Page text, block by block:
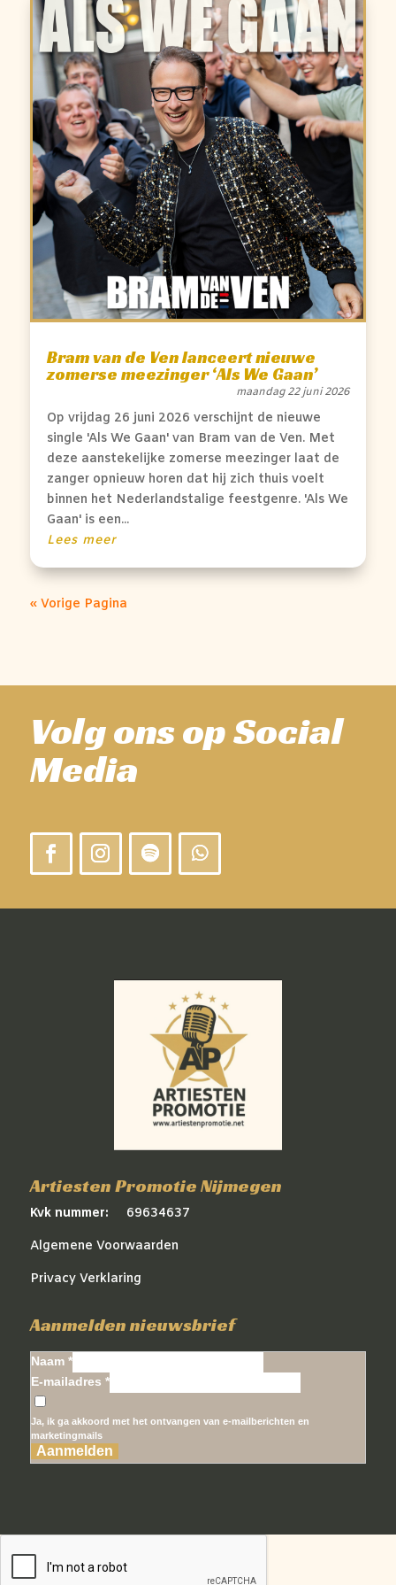
Bram van de Ven lanceert nieuwe
zomerse meezinger ‘Als We Gaan’
maandag 22 juni 2026
Op vrijdag 26 juni 2026 verschijnt de nieuwe
single 'Als We Gaan' van Bram van de Ven. Met
deze aanstekelijke zomerse meezinger laat de
zanger opnieuw horen dat hij zich thuis voelt
binnen het Nederlandstalige feestgenre. 'Als We
Gaan' is een...
Lees meer
« Vorige Pagina
Volg ons op Social
Media
Artiesten Promotie Nijmegen
Kvk nummer: 69634637
Algemene Voorwaarden
Privacy Verklaring
Aanmelden nieuwsbrief
Naam *
E-mailadres *
Ja, ik ga akkoord met het ontvangen van e-mailberichten en
marketingmails
Aanmelden